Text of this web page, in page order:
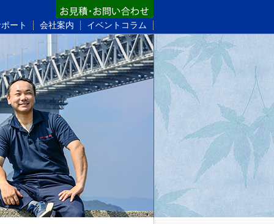
ート 会社案内 イベントコラム